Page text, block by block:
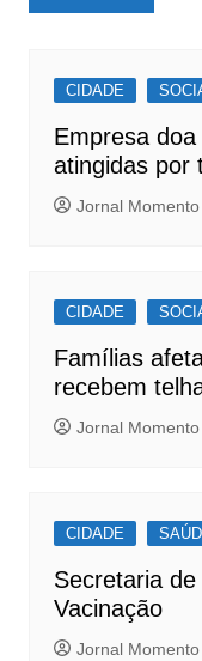
e
o
o
k
s
p
p
de
CIDADE
Empresa
atingidas por
Jornal
CIDADE
Famílias
recebem
Jornal
CIDADE
Secretaria de
Vacinação
Jornal